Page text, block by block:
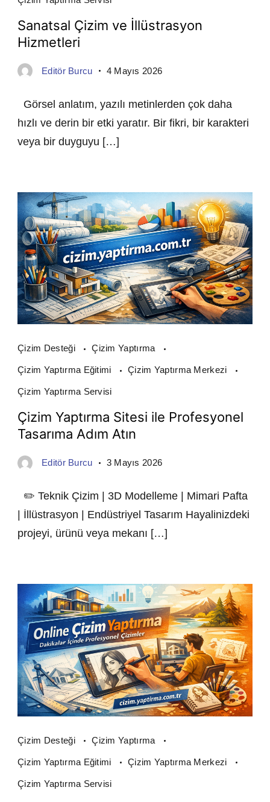
Sanatsal Çizim ve İllüstrasyon
Hizmetleri
Editör Burcu 4 Mayıs 2026
Görsel anlatım, yazılı metinlerden çok daha
hızlı ve derin bir etki yaratır. Bir fikri, bir karakteri
veya bir duyguyu […]
Çizim Desteği Çizim Yaptırma
Çizim Yaptırma Eğitimi Çizim Yaptırma Merkezi
Çizim Yaptırma Servisi
Çizim Yaptırma Sitesi ile Profesyonel
Tasarıma Adım Atın
Editör Burcu 3 Mayıs 2026
✏️ Teknik Çizim | 3D Modelleme | Mimari Pafta
| İllüstrasyon | Endüstriyel Tasarım Hayalinizdeki
projeyi, ürünü veya mekanı […]
Çizim Desteği Çizim Yaptırma
Çizim Yaptırma Eğitimi Çizim Yaptırma Merkezi
Çizim Yaptırma Servisi